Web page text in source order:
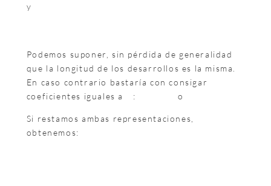
y
Podemos suponer, sin pérdida de generalidad
que la longitud de los desarrollos es la misma.
En caso contrario bastaría con consigar
coeficientes iguales a
: o
Si restamos ambas representaciones,
obtenemos: